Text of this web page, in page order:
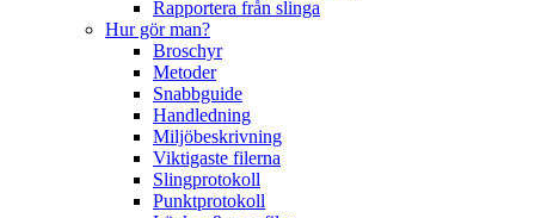
Rapportera från slinga
Hur gör man?
Broschyr
Metoder
Snabbguide
Handledning
Miljöbeskrivning
Viktigaste filerna
Slingprotokoll
Punktprotokoll